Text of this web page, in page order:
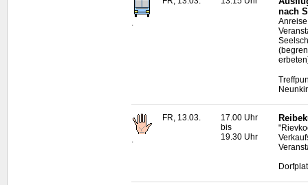
.
nach
.
FR, 13.03.
17.00 Uhr
bis
19.30 Uhr